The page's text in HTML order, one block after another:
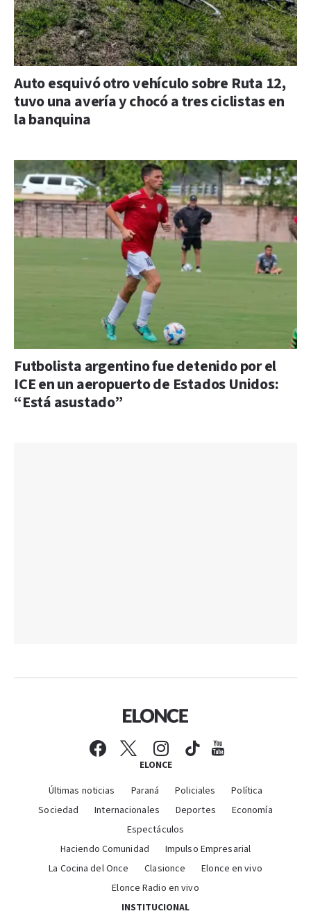
Auto esquivó otro vehículo sobre Ruta 12,
tuvo una avería y chocó a tres ciclistas en
la banquina
Futbolista argentino fue detenido por el
ICE en un aeropuerto de Estados Unidos:
“Está asustado”
ELONCE
Últimas noticias Paraná Policiales
Política
Sociedad
Internacionales Deportes
Economía
Espectáculos
Haciendo Comunidad
Impulso Empresarial
La Cocina del Once
Clasionce
Elonce en vivo
Elonce Radio en vivo
INSTITUCIONAL